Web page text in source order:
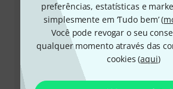
preferências, estatísticas e
simplesmente em ‘Tudo bem’ (
Você pode revogar o seu
qualquer momento através das
cookies (aqui)
Atendimento ao Cliente